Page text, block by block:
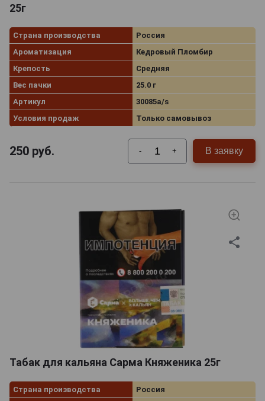
25г
Страна производства
Россия
Ароматизация
Кедровый Пломбир
Крепость
Средняя
Вес пачки
25.0 г
Артикул
30085a/s
Условия продаж
Только самовывоз
250 руб. - + В заявку
Табак для кальяна Сарма Княженика 25г
Страна производства Россия